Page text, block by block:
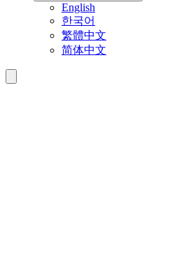
English
한국어
繁體中文
简体中文